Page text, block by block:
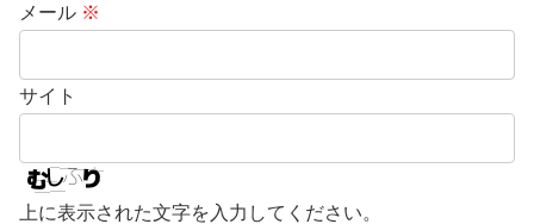
メール ※
サイト
上に表示された文字を入力してください。